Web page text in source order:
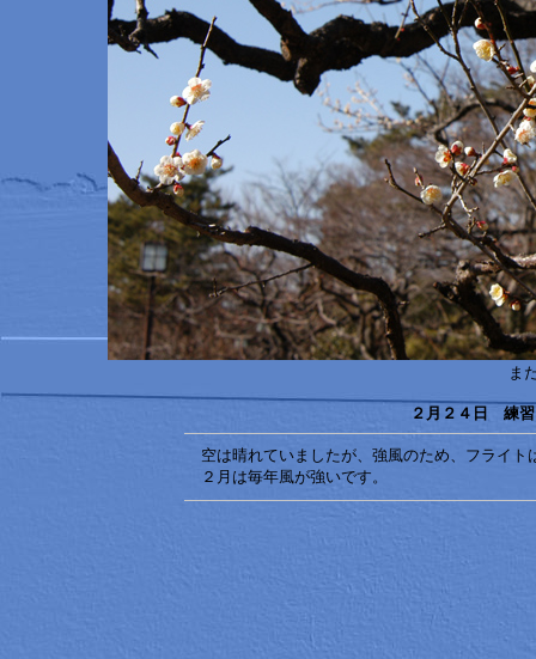
ま
２月２４日
空は晴れていましたが、強風のため、フライト
２月は毎年風が強いです。